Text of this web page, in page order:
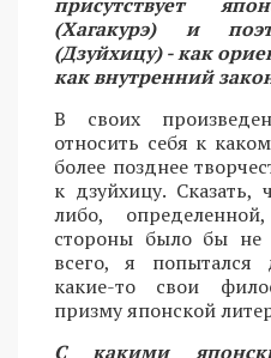
(Хагакурэ) и
(Дзуйхицу) - как
как внутренний
В своих
относить себя к
более позднее
к дзуйхицу. Сказать,
либо,
стороны было бы не
всего, я попытался
какие-то свои
призму японской
С какими